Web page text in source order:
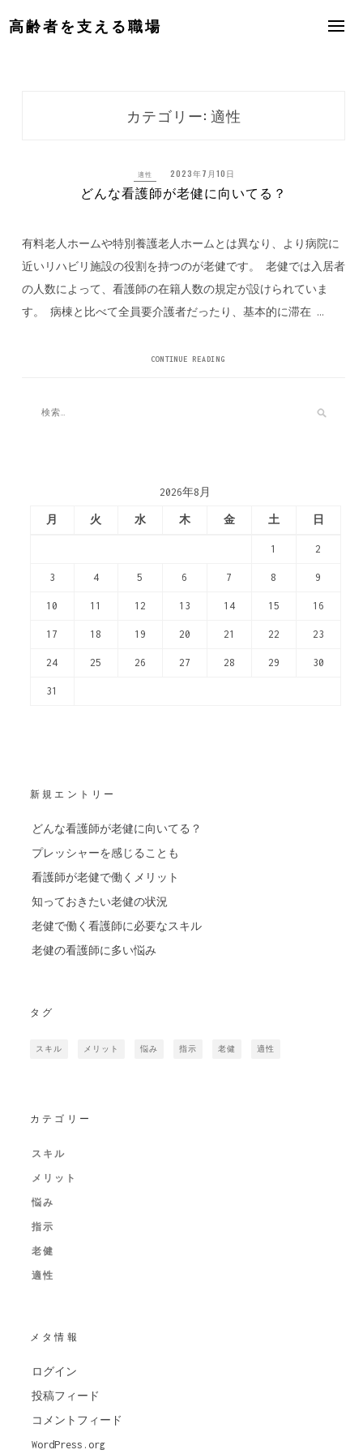
to高齢者を支える職場
カテゴリー: 適性
適性 2023年7月10日
どんな看護師が老健に向いてる？
有料老人ホームや特別養護老人ホームとは異なり、より病院に
近いリハビリ施設の役割を持つのが老健です。 老健では入居者
の人数によって、看護師の在籍人数の規定が設けられていま
す。 病棟と比べて全員要介護者だったり、基本的に滞在 …
CONTINUE READING
2026年8月
月 火 水 木 金 土 日
1 2
3 4 5 6 7 8 9
10 11 12 13 14 15 16
17 18 19 20 21 22 23
24 25 26 27 28 29 30
31
新規エントリー
どんな看護師が老健に向いてる？
プレッシャーを感じることも
看護師が老健で働くメリット
知っておきたい老健の状況
老健で働く看護師に必要なスキル
老健の看護師に多い悩み
タグ
スキル メリット 悩み 指示 老健 適性
カテゴリー
スキル
メリット
悩み
指示
老健
適性
メタ情報
ログイン
投稿フィード
コメントフィード
WordPress.org